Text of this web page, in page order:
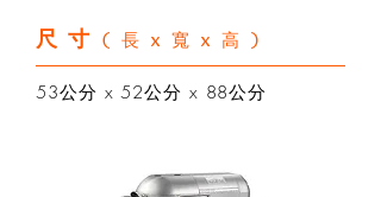
尺寸 (長x寬x高)
53公分 x 52公分 x 88公分